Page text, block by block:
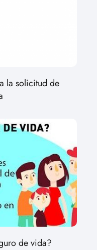
la solicitud de
de vida?